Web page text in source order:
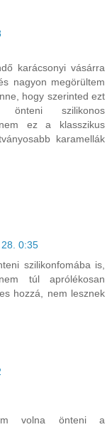
karácsonyi vásárra
nagyon megörültem
hogy szerinted ezt
szilikonos
ez a klasszikus
karamellák
0:35
szilikonfomába is,
túl aprólékosan
hozzá, nem lesznek
volna önteni a